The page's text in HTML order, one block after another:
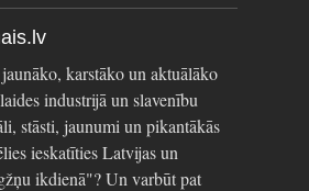
karstāko un aktuālāko
industrijā un slavenību
stāsti, jaunumi un pikantākās
ieskatīties Latvijas un
ikdienā"? Un varbūt pat